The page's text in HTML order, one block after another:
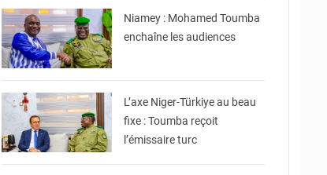
Niamey : Mohamed Toumba
enchaîne les audiences
© Ministère Nigérien de
l'Intérieur
L’axe Niger-Türkiye au beau
fixe : Toumba reçoit
l’émissaire turc